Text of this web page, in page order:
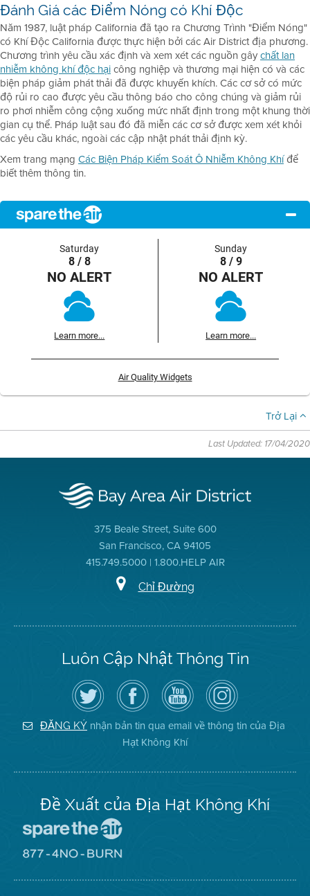
Đánh Giá các Điểm Nóng có Khí Độc
Năm 1987, luật pháp California đã tạo ra Chương Trình "Điểm Nóng"
có Khí Độc California được thực hiện bởi các Air District địa phương.
Chương trình yêu cầu xác định và xem xét các nguồn gâychất lan
nhiễm không khí độc hạicông nghiệp và thương mại hiện có và các
biện pháp giảm phát thải đã được khuyến khích. Các cơ sở có mức
độ rủi ro cao được yêu cầu thông báo cho công chúng và giảm rủi
ro phơi nhiễm công cộng xuống mức nhất định trong một khung thời
gian cụ thể. Pháp luật sau đó đã miễn các cơ sở được xem xét khỏi
các yêu cầu khác, ngoài các cập nhật phát thải định kỳ.
Xem trang mạng Các Biện Pháp Kiểm Soát Ô Nhiễm Không Khíđể
biết thêm thông tin.
Saturday
8 / 8
NO ALERT
Learn more...
Sunday
8 / 9
NO ALERT
Learn more...
Air Quality Widgets
Trở Lại
Last Updated: 17/04/2020
375 Beale Street, Suite 600
San Francisco, CA 94105
415.749.5000 | 1.800.HELP AIR
Chỉ Đường
Luôn Cập Nhật Thông Tin
Hãy
theo
dõi
Địa
Hạt
Không
Truy
cập
Trang
Facebook
của
Địa
Hạt
Kênh
YouTube
của
Địa
Hạt
Không
Khí
Air
District
on
Instagram
ĐĂNG KÝ nhận bản tin qua email về thông tin của Địa
Hạt Không Khí
Đề Xuất của Địa Hạt Không Khí
The
Mạng